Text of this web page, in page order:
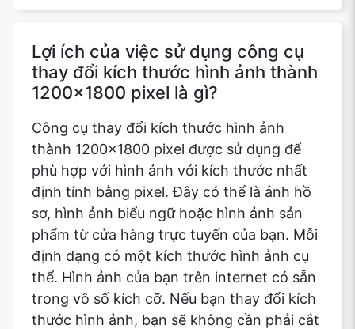
Lợi ích của việc sử dụng công cụ
thay đổi kích thước hình ảnh thành
1200x1800 pixel là gì?
Công cụ thay đổi kích thước hình ảnh
thành 1200x1800 pixel được sử dụng để
phù hợp với hình ảnh với kích thước nhất
định tính bằng pixel. Đây có thể là ảnh hồ
sơ, hình ảnh biểu ngữ hoặc hình ảnh sản
phẩm từ cửa hàng trực tuyến của bạn. Mỗi
định dạng có một kích thước hình ảnh cụ
thể. Hình ảnh của bạn trên internet có sẵn
trong vô số kích cỡ. Nếu bạn thay đổi kích
thước hình ảnh, bạn sẽ không cần phải cắt